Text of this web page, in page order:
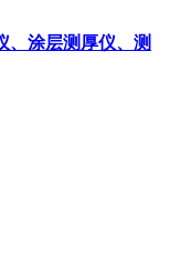
、涂层测厚仪、测